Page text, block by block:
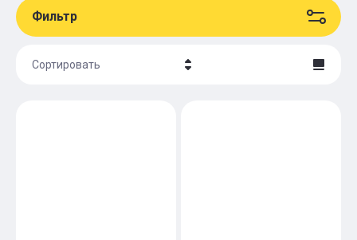
Фильтр
Сортировать